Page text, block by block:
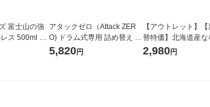
富士山の強
ス 500ml 1
アタックゼロ（Attack ZER
O) ドラム式専用 詰め替え メ
ガジャンボ 2300g 1セット
5,820円
【アウトレット】
替特価】北海道産な
し 無洗米 5kg 1袋 令
2,980円